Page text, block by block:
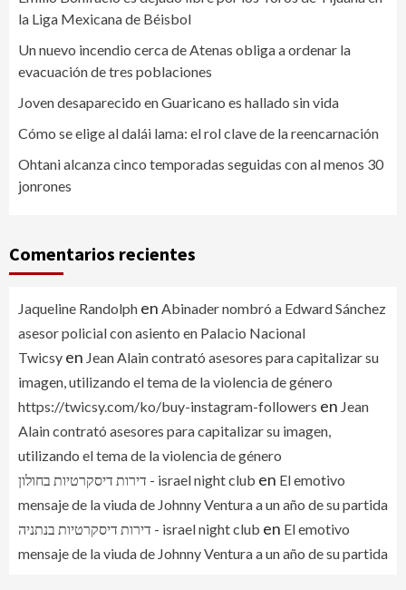
la Liga Mexicana de Béisbol
Un nuevo incendio cerca de Atenas obliga a ordenar la
evacuación de tres poblaciones
Joven desaparecido en Guaricano es hallado sin vida
Cómo se elige al dalái lama: el rol clave de la reencarnación
Ohtani alcanza cinco temporadas seguidas con al menos 30
jonrones
Comentarios recientes
Jaqueline Randolph en Abinader nombró a Edward Sánchez
asesor policial con asiento en Palacio Nacional
Twicsy en Jean Alain contrató asesores para capitalizar su
imagen, utilizando el tema de la violencia de género
https://twicsy.com/ko/buy-instagram-followers en Jean
Alain contrató asesores para capitalizar su imagen,
utilizando el tema de la violencia de género
דירות דיסקרטיות בחולון - israel night club en El emotivo
mensaje de la viuda de Johnny Ventura a un año de su partida
דירות דיסקרטיות בנתניה - israel night club en El emotivo
mensaje de la viuda de Johnny Ventura a un año de su partida